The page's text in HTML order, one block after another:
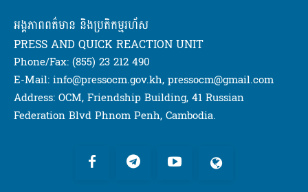
អង្គភាពពត៌មាន និងប្រតិកម្មរហ័ស
PRESS AND QUICK REACTION UNIT
Phone/Fax: (855) 23 212 490
E-Mail: info@pressocm.gov.kh, pressocm@gmail.com
Address: OCM, Friendship Building, 41 Russian
Federation Blvd Phnom Penh, Cambodia.